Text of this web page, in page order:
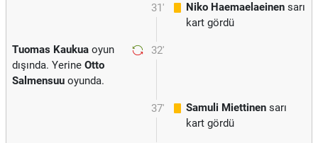
31' Niko Haemaelaeinen sarı
kart gördü
32'
Tuomas Kaukua oyun
dışında. Yerine Otto
Salmensuu oyunda.
37' Samuli Miettinen sarı
kart gördü